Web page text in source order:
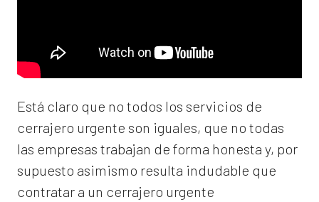
Está claro que no todos los servicios de
cerrajero urgente son iguales, que no todas
las empresas trabajan de forma honesta y, por
supuesto asimismo resulta indudable que
contratar a un cerrajero urgente